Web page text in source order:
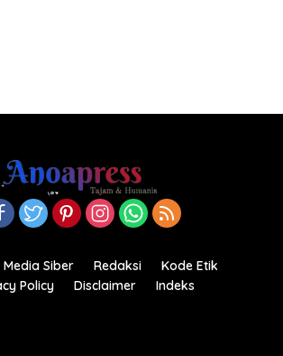
Siber Redaksi
Kode Etik
Policy
Disclaimer
Indeks